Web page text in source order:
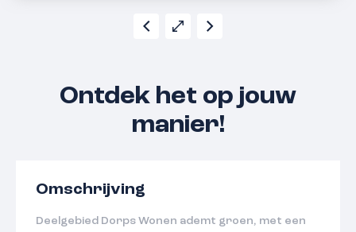
Ontdek het op jouw
manier!
Omschrijving
Deelgebied Dorps Wonen ademt groen, met een